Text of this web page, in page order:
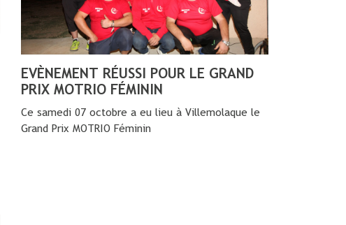
EVÈNEMENT RÉUSSI POUR LE GRAND
PRIX MOTRIO FÉMININ
Ce samedi 07 octobre a eu lieu à Villemolaque le
Grand Prix MOTRIO Féminin